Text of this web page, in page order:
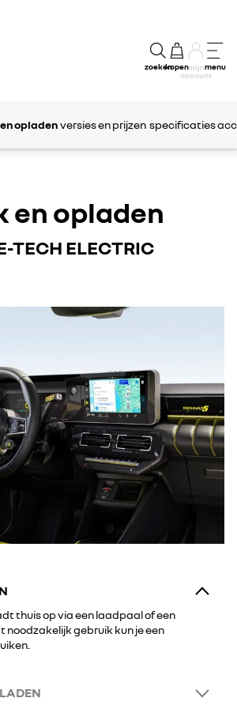
zoekenkopenmijn
account
menu
opladenversies en prijzen specificaties
en opladen
TECH ELECTRIC
thuis op via een laadpaal of een
noodzakelijk gebruik kun je een